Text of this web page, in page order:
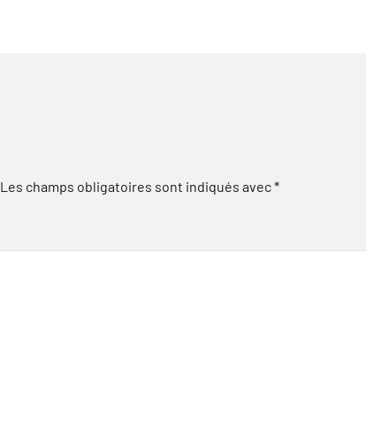
Les champs obligatoires sont indiqués avec*